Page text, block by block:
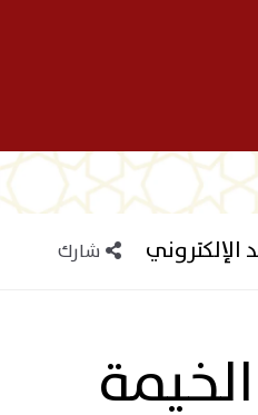
الإلكتروني شارك